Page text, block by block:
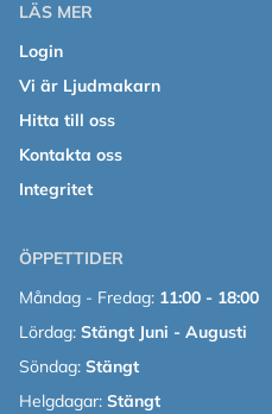
LÄS MER
Login
Vi är Ljudmakarn
Hitta till oss
Kontakta oss
Integritet
ÖPPETTIDER
Måndag - Fredag: 11:00 - 18:00
Lördag: Stängt Juni - Augusti
Söndag: Stängt
Helgdagar: Stängt